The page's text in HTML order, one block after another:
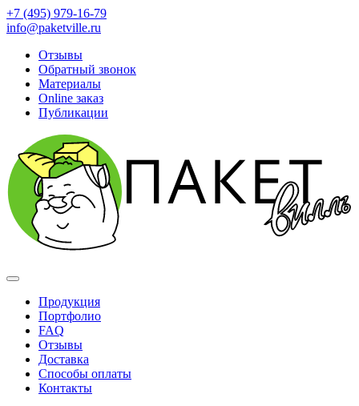
+7 (495) 979-16-79
info@paketville.ru
Отзывы
Обратный звонок
Материалы
Online заказ
Публикации
Продукция
Портфолио
FAQ
Отзывы
Доставка
Способы оплаты
Контакты